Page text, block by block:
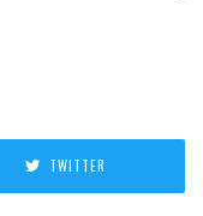
TWITTER